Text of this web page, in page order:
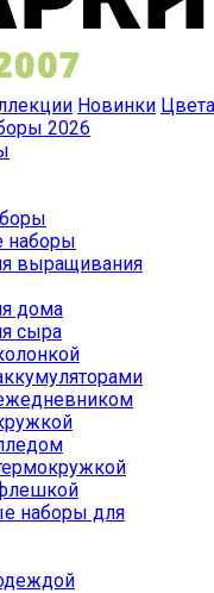
Новинки Цвета
2026
наборы
выращивания
дома
сыра
наборы для